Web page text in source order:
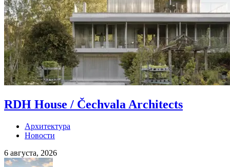
RDH House / Čechvala Architects
Архитектура
Новости
6 августа, 2026